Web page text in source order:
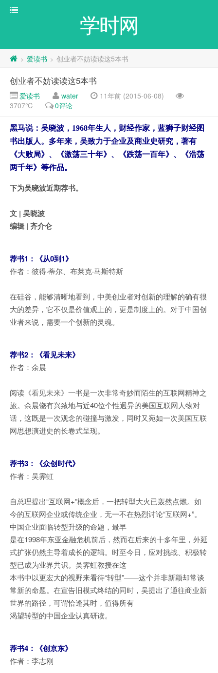
学时网
> 爱读书 > 创业者不妨读读这5本书
创业者不妨读读这5本书
爱读书 water
11年前 (2015-06-08)
3707℃
0评论
黑马说：吴晓波，1968年生人，财经作家，蓝狮子财经图
书出版人。多年来，吴致力于企业及商业史研究，著有
《大败局》、《激荡三十年》、《跌荡一百年》、《浩荡
两千年》等作品。
下为吴晓波近期荐书。
文 | 吴晓波
编辑 | 齐介仑
荐书1：《从0到1》
作者：彼得·蒂尔、布莱克·马斯特斯
在硅谷，能够清晰地看到，中美创业者对创新的理解的确有很
大的差异，它不仅是价值观上的，更是制度上的。对于中国创
业者来说，需要一个创新的灵魂。
荐书2：《看见未来》
作者：余晨
阅读《看见未来》一书是一次非常奇妙而陌生的互联网精神之
旅。余晨饶有兴致地与近40位个性迥异的美国互联网人物对
话，这既是一次观念的碰撞与激发，同时又宛如一次美国互联
网思想演进史的长卷式呈现。
荐书3：《众创时代》
作者：吴霁虹
自总理提出“互联网+”概念后，一把转型大火已轰然点燃。如
今的互联网企业或传统企业，无一不在热烈讨论“互联网+”。
中国企业面临转型升级的命题，最早
是在1998年东亚金融危机前后，然而在后来的十多年里，外延
式扩张仍然主导着成长的逻辑。时至今日，应对挑战、积极转
型已成为业界共识。吴霁虹教授在这
本书中以更宏大的视野来看待“转型”——这个并非新颖却常谈
常新的命题。在宣告旧模式终结的同时，吴提出了通往商业新
世界的路径，可谓恰逢其时，值得所有
渴望转型的中国企业认真研读。
荐书4：《创京东》
作者：李志刚